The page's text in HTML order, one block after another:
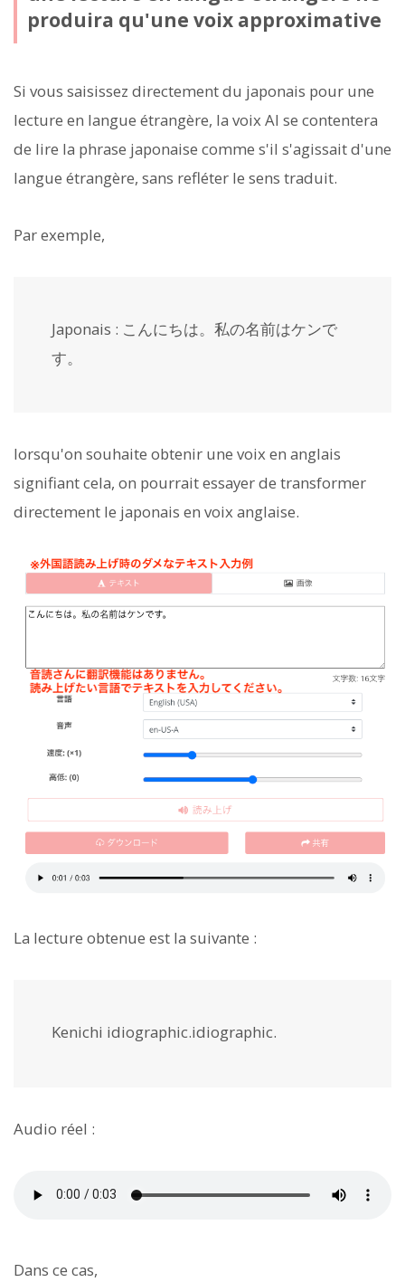
produira qu'une voix approximative
Si vous saisissez directement du japonais pour une
lecture en langue étrangère, la voix AI se contentera
de lire la phrase japonaise comme s'il s'agissait d'une
langue étrangère, sans refléter le sens traduit.
Par exemple,
Japonais : こんにちは。私の名前はケンで
す。
lorsqu'on souhaite obtenir une voix en anglais
signifiant cela, on pourrait essayer de transformer
directement le japonais en voix anglaise.
La lecture obtenue est la suivante :
Kenichi idiographic.idiographic.
Audio réel :
Dans ce cas,